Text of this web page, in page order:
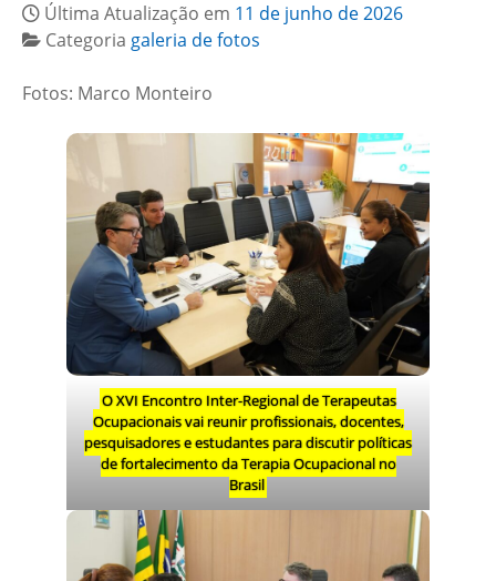
Última Atualização em 11 de junho de 2026
Categoria galeria de fotos
Fotos: Marco Monteiro
O XVI Encontro Inter-Regional de Terapeutas
Ocupacionais vai reunir profissionais, docentes,
pesquisadores e estudantes para discutir políticas
de fortalecimento da Terapia Ocupacional no
Brasil